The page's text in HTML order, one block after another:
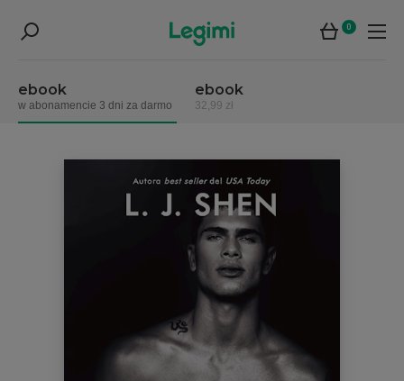
0
ebook
w abonamencie 3 dni za darmo
ebook
32,99 zł